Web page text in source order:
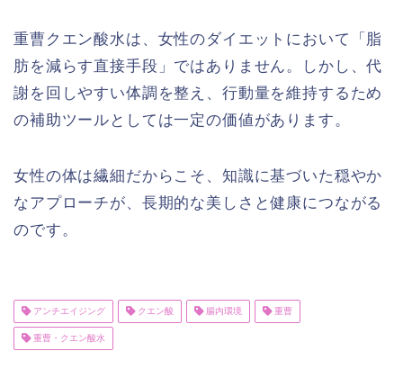
重曹クエン酸水は、女性のダイエットにおいて「脂
肪を減らす直接手段」ではありません。しかし、代
謝を回しやすい体調を整え、行動量を維持するため
の補助ツールとしては一定の価値があります。
女性の体は繊細だからこそ、知識に基づいた穏やか
なアプローチが、長期的な美しさと健康につながる
のです。
アンチエイジング クエン酸 腸内環境 重曹
重曹・クエン酸水